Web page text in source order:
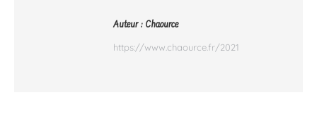
Auteur : Chaource
https://www.chaource.fr/2021